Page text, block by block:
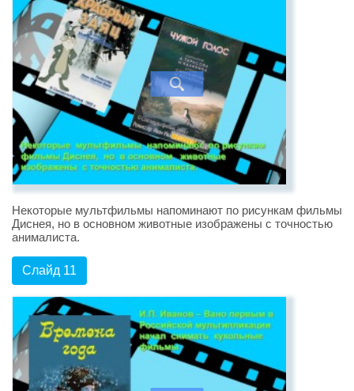
Некоторые мультфильмы напоминают по рисункам фильмы
Диснея, но в основном животные изображены с точностью
анималиста.
Слайд 11